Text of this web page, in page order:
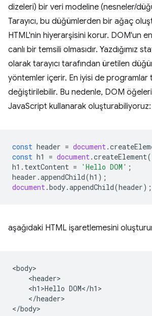
dizeleri) bir veri modeline (nesneler/
Tarayıcı, bu düğümlerden bir ağaç
HTML'nin hiyerarşisini korur. DOM'un en
canlı bir temsili olmasıdır. Yazdığımız
olarak tarayıcı tarafından üretilen
yöntemler içerir. En iyisi de programlar
değiştirilebilir. Bu nedenle, DOM
JavaScript kullanarak oluşturabiliyoruz:
const header = document.
const h1 = document.createElement(
h1 . textContent = 'Hello DOM' ;
header .appendChild(h1 );
document.body.appendChild(header);
aşağıdaki HTML işaretlemesini
<body>
    <header>
    <h1>Hello DOM</h1>
    </header>